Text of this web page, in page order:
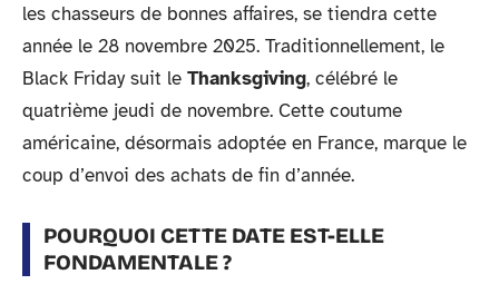
les chasseurs de bonnes affaires, se tiendra cette
année le 28 novembre 2025. Traditionnellement, le
Black Friday suit le Thanksgiving, célébré le
quatrième jeudi de novembre. Cette coutume
américaine, désormais adoptée en France, marque le
coup d’envoi des achats de fin d’année.
POURQUOI CETTE DATE EST-ELLE
FONDAMENTALE ?